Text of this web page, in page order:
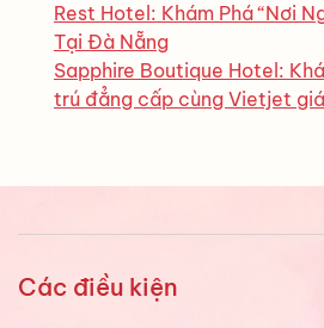
Rest Hotel: Khám Phá “Nơi
Tại Đà Nẵng
Sapphire Boutique Hotel:
trú đẳng cấp cùng Vietjet
Các điều kiện